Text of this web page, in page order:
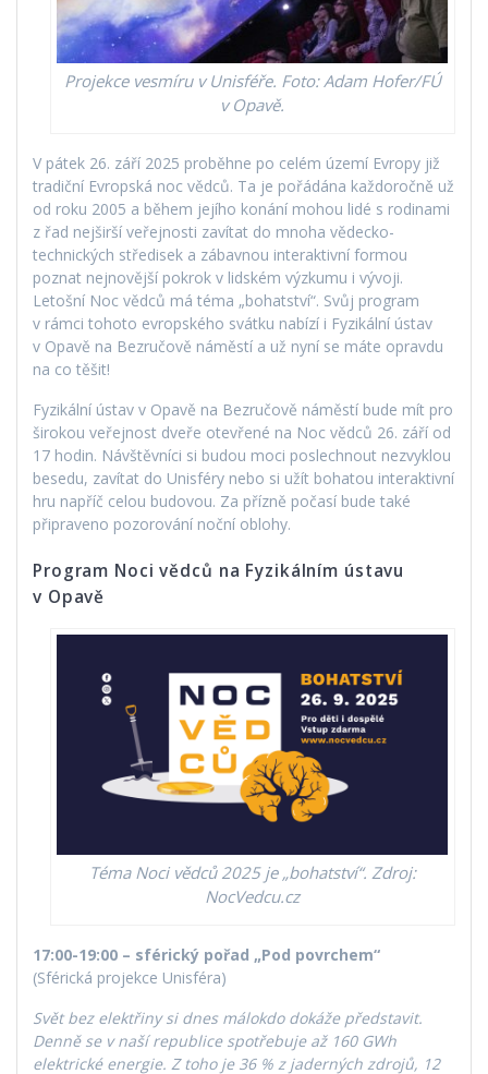
Projekce vesmíru v Unisféře. Foto: Adam Hofer/FÚ
v Opavě.
V pátek 26. září 2025 proběhne po celém území Evropy již
tradiční Evropská noc vědců. Ta je pořádána každoročně už
od roku 2005 a během jejího konání mohou lidé s rodinami
z řad nejširší veřejnosti zavítat do mnoha vědecko-
technických středisek a zábavnou interaktivní formou
poznat nejnovější pokrok v lidském výzkumu i vývoji.
Letošní Noc vědců má téma „bohatství“. Svůj program
v rámci tohoto evropského svátku nabízí i Fyzikální ústav
v Opavě na Bezručově náměstí a už nyní se máte opravdu
na co těšit!
Fyzikální ústav v Opavě na Bezručově náměstí bude mít pro
širokou veřejnost dveře otevřené na Noc vědců 26. září od
17 hodin. Návštěvníci si budou moci poslechnout nezvyklou
besedu, zavítat do Unisféry nebo si užít bohatou interaktivní
hru napříč celou budovou. Za přízně počasí bude také
připraveno pozorování noční oblohy.
Program Noci vědců na Fyzikálním ústavu
v Opavě
Téma Noci vědců 2025 je „bohatství“. Zdroj:
NocVedcu.cz
17:00-19:00 – sférický pořad „Pod povrchem“
(Sférická projekce Unisféra)
Svět bez elektřiny si dnes málokdo dokáže představit.
Denně se v naší republice spotřebuje až 160 GWh
elektrické energie. Z toho je 36 % z jaderných zdrojů, 12